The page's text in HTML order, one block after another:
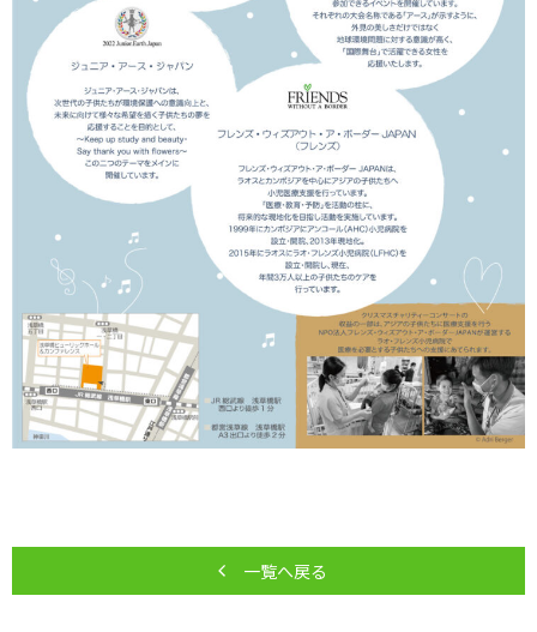
一覧へ戻る